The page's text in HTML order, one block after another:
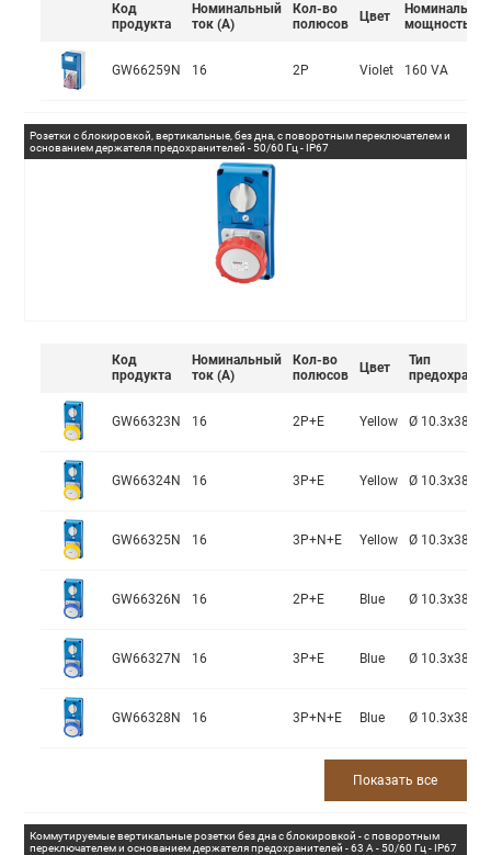
Код
продукта
Номинальный
ток (А)
Кол-во
полюсов
Цвет
Номинальная
мощность
GW66259N 16 2P Violet 160 VA
Розетки с блокировкой, вертикальные, без дна, с поворотным переключателем и
основанием держателя предохранителей - 50/60 Гц - IP67
Код
продукта
Номинальный
ток (А)
Кол-во
полюсов
Цвет
Тип
GW66323N 16 2P+E Yellow Ø 10.3x38
GW66324N 16 3P+E Yellow Ø 10.3x38
GW66325N 16 3P+N+E Yellow Ø 10.3x38
GW66326N 16 2P+E Blue Ø 10.3x38
GW66327N 16 3P+E Blue Ø 10.3x38
GW66328N 16 3P+N+E Blue Ø 10.3x38
Показать все
Коммутируемые вертикальные розетки без дна с блокировкой - с поворотным
переключателем и основанием держателя предохранителей - 63 А - 50/60 Гц - IP67